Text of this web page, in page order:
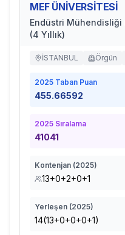
MEF ÜNİVERSİTESİ
Endüstri Mühendisliği
(4 Yıllık)
İSTANBUL Örgün
2025 Taban Puan
455.66592
2025 Sıralama
41041
Kontenjan (2025)
13+0+2+0+1
Yerleşen (2025)
14(13+0+0+0+1)